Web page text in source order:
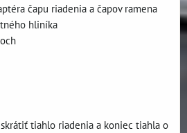
čapu riadenia a čapov ramena
hliníka
tiahlo riadenia a koniec tiahla o